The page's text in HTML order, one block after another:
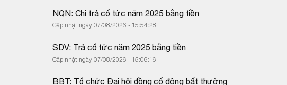
NQN: Chi trả cổ tức năm 2025 bằng tiền
Cập nhật ngày 07/08/2026 - 15:54:28
SDV: Trả cổ tức năm 2025 bằng tiền
Cập nhật ngày 07/08/2026 - 15:06:16
BBT: Tổ chức Đại hội đồng cổ đông bất thường